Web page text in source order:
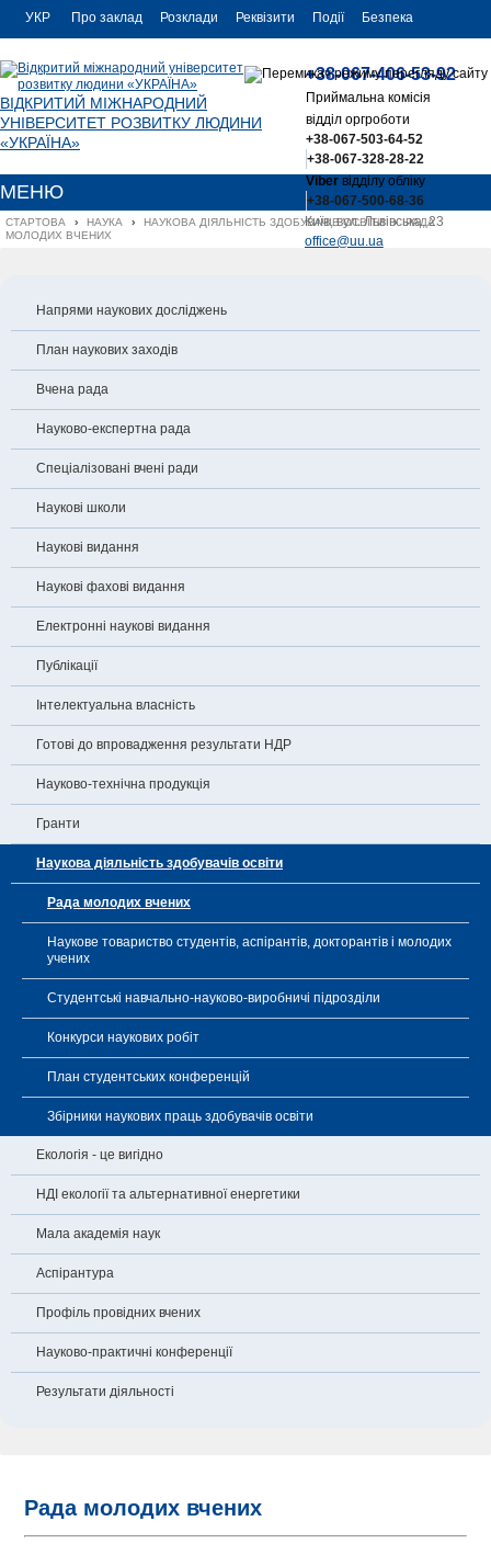
УКР
ENG
Про заклад Розклади Реквізити Події Безпека
ВІДКРИТИЙ МІЖНАРОДНИЙ
УНІВЕРСИТЕТ РОЗВИТКУ ЛЮДИНИ
«УКРАЇНА»
+38-067-406-53-92
Приймальна комісія
відділ оргроботи
+38-067-503-64-52
+38-067-328-28-22
Viberвідділу обліку
+38-067-500-68-36
Київ, вул. Львівська, 23
office@uu.ua
МЕНЮ
СТАРТОВА › НАУКА › НАУКОВА ДІЯЛЬНІСТЬ ЗДОБУВАЧІВ ОСВІТИ ›
РАДА
МОЛОДИХ ВЧЕНИХ
Напрями наукових досліджень
План наукових заходів
Вчена рада
Науково-експертна рада
Спеціалізовані вчені ради
Наукові школи
Наукові видання
Наукові фахові видання
Електронні наукові видання
Публікації
Інтелектуальна власність
Готові до впровадження результати НДР
Науково-технічна продукція
Гранти
Наукова діяльність здобувачів освіти
Рада молодих вчених
Наукове товариство студентів, аспірантів, докторантів і молодих
учених
Студентські навчально-науково-виробничі підрозділи
Конкурси наукових робіт
План студентських конференцій
Збірники наукових праць здобувачів освіти
Екологія - це вигідно
НДІ екології та альтернативної енергетики
Мала академія наук
Аспірантура
Профіль провідних вчених
Науково-практичні конференції
Результати діяльності
Рада молодих вчених